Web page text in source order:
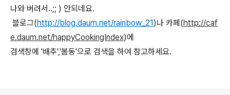
나와 버려서..;; ) 안되네요.
블로그(http://blog.daum.net/rainbow_21)나 카페(http://caf
e.daum.net/happyCookingIndex)에
검색창에 '배추','봄동'으로 검색을 하여 참고하세요.